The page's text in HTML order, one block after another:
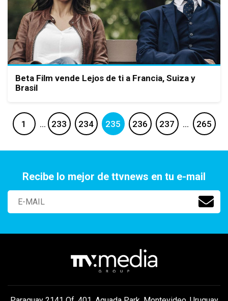
Beta Film vende Lejos de ti a Francia, Suiza y
Brasil
1 … 233 234 235 236 237 … 265
Recibe lo mejor de ttvnews en tu e-mail